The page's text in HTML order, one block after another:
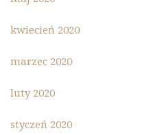
kwiecień 2020
marzec 2020
luty 2020
styczeń 2020